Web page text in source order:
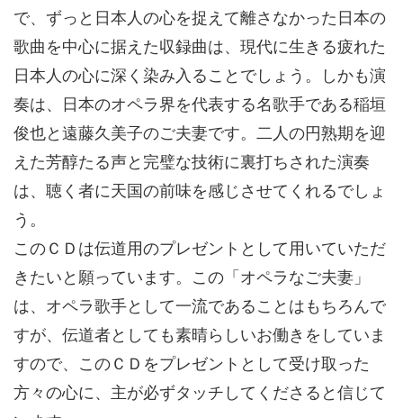
で、ずっと日本人の心を捉えて離さなかった日本の
歌曲を中心に据えた収録曲は、現代に生きる疲れた
日本人の心に深く染み入ることでしょう。しかも演
奏は、日本のオペラ界を代表する名歌手である稲垣
俊也と遠藤久美子のご夫妻です。二人の円熟期を迎
えた芳醇たる声と完璧な技術に裏打ちされた演奏
は、聴く者に天国の前味を感じさせてくれるでしょ
う。
このＣＤは伝道用のプレゼントとして用いていただ
きたいと願っています。この「オペラなご夫妻」
は、オペラ歌手として一流であることはもちろんで
すが、伝道者としても素晴らしいお働きをしていま
すので、このＣＤをプレゼントとして受け取った
方々の心に、主が必ずタッチしてくださると信じて